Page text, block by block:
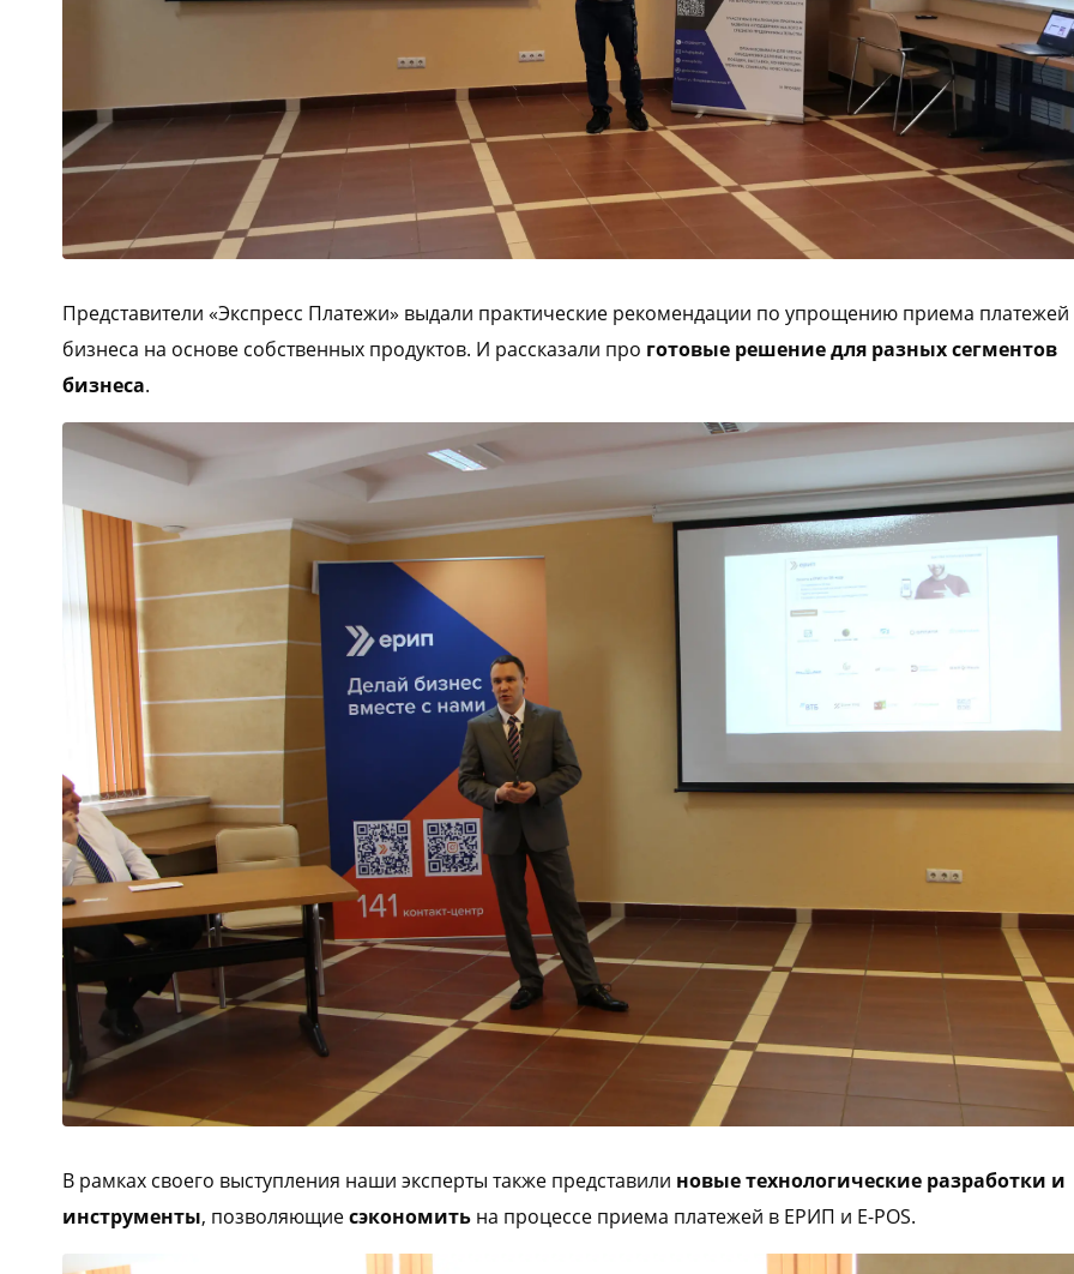
Представители «Экспресс Платежи» выдали практические рекомендации по упрощению приема платежей
бизнеса на основе собственных продуктов. И рассказали про готовые решение для разных сегментов
бизнеса.
В рамках своего выступления наши эксперты также представили новые технологические разработки и
инструменты, позволяющиесэкономить на процессе приема платежей в ЕРИП и E-POS.